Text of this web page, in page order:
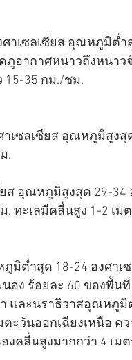
เซลเซียส อุณหภูมิต่ำสุ
ดภูอากาศหนาวถึงหนา
15-35 กม./ชม.
ซลเซียส อุณหภูมิสูงสุด
.
อุณหภูมิสูงสุด 29-34
ทะเลมีคลื่นสูง 1-2 เม
มิต่ำสุด 18-24 องศาเ
อง ร้อยละ 60 ของพื้น
และนราธิวาสอุณหภูมิ
ะวันออกเฉียงเหนือ คว
คลื่นสูงมากกว่า 4 เม